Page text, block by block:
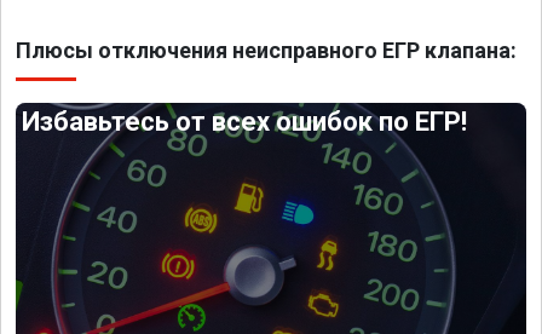
Плюсы отключения неисправного ЕГР клапана:
Избавьтесь от всех ошибок по ЕГР!